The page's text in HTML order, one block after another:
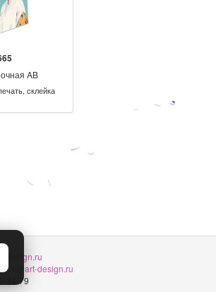
AB
склейка
design.ru
design.ru
34-79